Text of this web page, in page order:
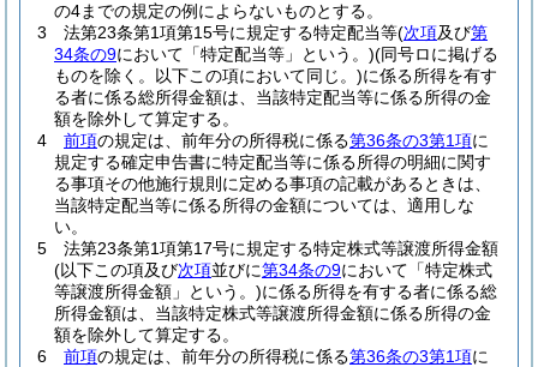
の4までの規定の例によらないものとする。
3
法第23条第1項第15号に規定する特定配当等(次項及び第
34条の9において「特定配当等」という。)(同号ロに掲げる
ものを除く。以下この項において同じ。)に係る所得を有す
る者に係る総所得金額は、当該特定配当等に係る所得の金
額を除外して算定する。
4
前項の規定は、前年分の所得税に係る第36条の3第1項に
規定する確定申告書に特定配当等に係る所得の明細に関す
る事項その他施行規則に定める事項の記載があるときは、
当該特定配当等に係る所得の金額については、適用しな
い。
5
法第23条第1項第17号に規定する特定株式等譲渡所得金額
(以下この項及び次項並びに第34条の9において「特定株式
等譲渡所得金額」という。)に係る所得を有する者に係る総
所得金額は、当該特定株式等譲渡所得金額に係る所得の金
額を除外して算定する。
6
前項の規定は、前年分の所得税に係る第36条の3第1項に